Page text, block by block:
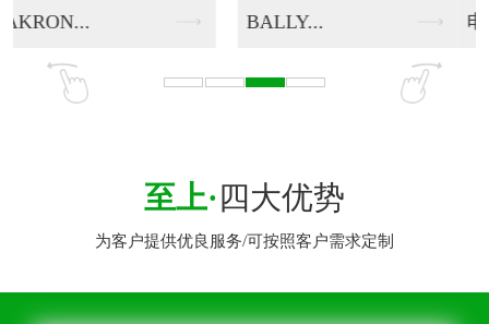
电脑式伺服... 电动脱色试...
至上· 四大优势
为客户提供优良服务/可按照客户需求定制